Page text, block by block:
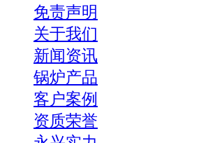
免责声明
关于我们
新闻资讯
锅炉产品
客户案例
资质荣誉